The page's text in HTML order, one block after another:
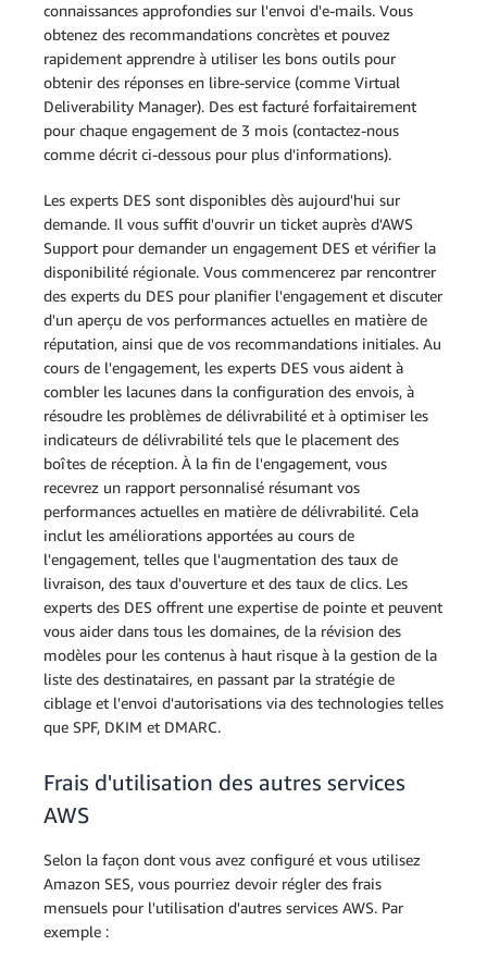
connaissances approfondies sur l'envoi d'e-mails. Vous
obtenez des recommandations concrètes et pouvez
rapidement apprendre à utiliser les bons outils pour
obtenir des réponses en libre-service (comme Virtual
Deliverability Manager). Des est facturé forfaitairement
pour chaque engagement de 3 mois (contactez-nous
comme décrit ci-dessous pour plus d'informations).
Les experts DES sont disponibles dès aujourd'hui sur
demande. Il vous suffit d'ouvrir un ticket auprès d'AWS
Support pour demander un engagement DES et vérifier la
disponibilité régionale. Vous commencerez par rencontrer
des experts du DES pour planifier l'engagement et discuter
d'un aperçu de vos performances actuelles en matière de
réputation, ainsi que de vos recommandations initiales. Au
cours de l'engagement, les experts DES vous aident à
combler les lacunes dans la configuration des envois, à
résoudre les problèmes de délivrabilité et à optimiser les
indicateurs de délivrabilité tels que le placement des
boîtes de réception. À la fin de l'engagement, vous
recevrez un rapport personnalisé résumant vos
performances actuelles en matière de délivrabilité. Cela
inclut les améliorations apportées au cours de
l'engagement, telles que l'augmentation des taux de
livraison, des taux d'ouverture et des taux de clics. Les
experts des DES offrent une expertise de pointe et peuvent
vous aider dans tous les domaines, de la révision des
modèles pour les contenus à haut risque à la gestion de la
liste des destinataires, en passant par la stratégie de
ciblage et l'envoi d'autorisations via des technologies telles
que SPF, DKIM et DMARC.
Frais d'utilisation des autres services
AWS
Selon la façon dont vous avez configuré et vous utilisez
Amazon SES, vous pourriez devoir régler des frais
mensuels pour l'utilisation d'autres services AWS. Par
exemple :